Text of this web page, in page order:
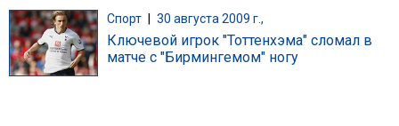
Спорт 30 августа 2009 г.,
Ключевой игрок "Тоттенхэма" сломал в
матче с "Бирмингемом" ногу